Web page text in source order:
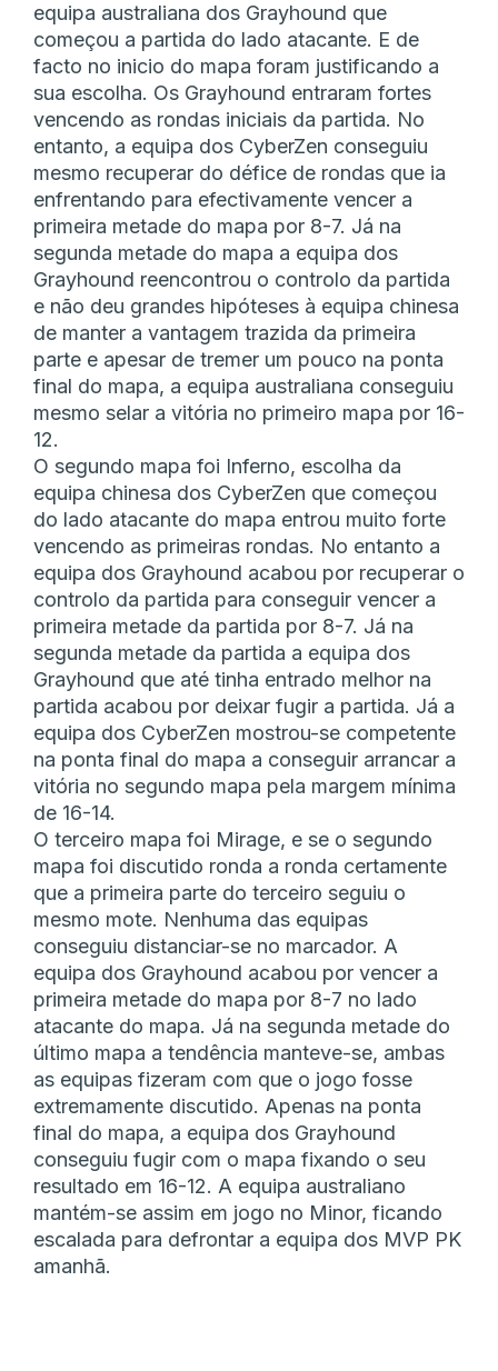
equipa australiana dos Grayhound que
começou a partida do lado atacante. E de
facto no inicio do mapa foram justificando a
sua escolha. Os Grayhound entraram fortes
vencendo as rondas iniciais da partida. No
entanto, a equipa dos CyberZen conseguiu
mesmo recuperar do défice de rondas que ia
enfrentando para efectivamente vencer a
primeira metade do mapa por 8-7. Já na
segunda metade do mapa a equipa dos
Grayhound reencontrou o controlo da partida
e não deu grandes hipóteses à equipa chinesa
de manter a vantagem trazida da primeira
parte e apesar de tremer um pouco na ponta
final do mapa, a equipa australiana conseguiu
mesmo selar a vitória no primeiro mapa por 16-
12.
O segundo mapa foi Inferno, escolha da
equipa chinesa dos CyberZen que começou
do lado atacante do mapa entrou muito forte
vencendo as primeiras rondas. No entanto a
equipa dos Grayhound acabou por recuperar o
controlo da partida para conseguir vencer a
primeira metade da partida por 8-7. Já na
segunda metade da partida a equipa dos
Grayhound que até tinha entrado melhor na
partida acabou por deixar fugir a partida. Já a
equipa dos CyberZen mostrou-se competente
na ponta final do mapa a conseguir arrancar a
vitória no segundo mapa pela margem mínima
de 16-14.
O terceiro mapa foi Mirage, e se o segundo
mapa foi discutido ronda a ronda certamente
que a primeira parte do terceiro seguiu o
mesmo mote. Nenhuma das equipas
conseguiu distanciar-se no marcador. A
equipa dos Grayhound acabou por vencer a
primeira metade do mapa por 8-7 no lado
atacante do mapa. Já na segunda metade do
último mapa a tendência manteve-se, ambas
as equipas fizeram com que o jogo fosse
extremamente discutido. Apenas na ponta
final do mapa, a equipa dos Grayhound
conseguiu fugir com o mapa fixando o seu
resultado em 16-12. A equipa australiano
mantém-se assim em jogo no Minor, ficando
escalada para defrontar a equipa dos MVP PK
amanhã.